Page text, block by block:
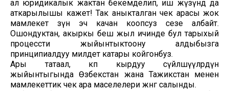
ал юридикалык жактан бекемделип, иш жүзүндө да
аткарылышы кажет! Так аныкталган чек арасы жок
мамлекет өзүн эч качан коопсуз сезе албайт.
Ошондуктан, акыркы беш жыл ичинде бул тарыхый
процессти жыйынтыктоону алдыбызга
принципиалдуу милдет катары койгонбуз.
Ары татаал, көп кырдуу сүйлөшүүлөрдүн
жыйынтыгында Өзбекстан жана Тажикстан менен
мамлекеттик чек ара маселелери жөнгө салынды.